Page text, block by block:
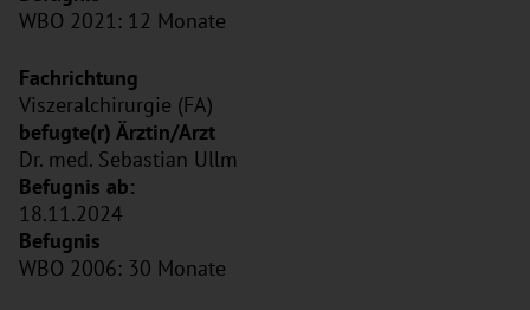
WBO 2021: 12 Monate
Viszeralchirurgie (FA)
Dr. med. Sebastian Ullm
18.11.2024
WBO 2006: 30 Monate